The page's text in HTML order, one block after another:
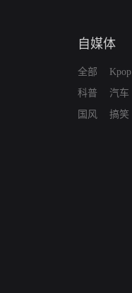
自媒体
全部
科普
国风
Kpop
汽车
搞笑